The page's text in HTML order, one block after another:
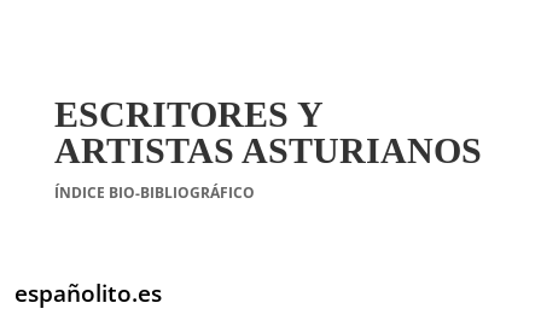
ESCRITORES Y
ARTISTAS ASTURIANOS
ÍNDICE BIO-BIBLIOGRÁFICO
españolito.es